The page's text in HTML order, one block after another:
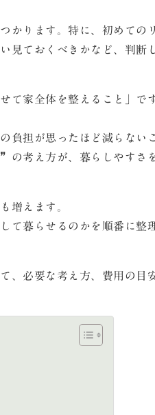
かります。特に、初めての
見ておくべきかなど、判断
て家全体を整えること」です
負担が思ったほど減らない
の考え方が、暮らしやすさ
増えます。
て暮らせるのかを順番に整
、必要な考え方、費用の目